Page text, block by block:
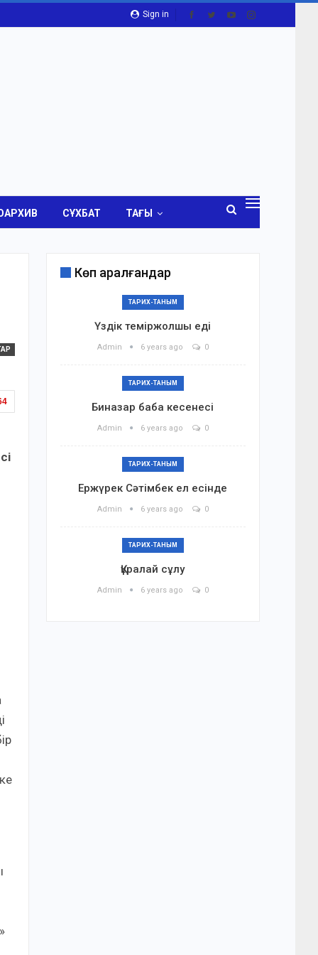
Sign in
СҰХБАТ ТАҒЫ
Көп қаралғандар
ТАРИХ-ТАНЫМ
Үздік теміржолшы еді
Admin 6 years ago 0
ТАРИХ-ТАНЫМ
Биназар баба кесенесі
Admin 6 years ago 0
ТАРИХ-ТАНЫМ
Ержүрек Сәтімбек ел есінде
Admin 6 years ago 0
ТАРИХ-ТАНЫМ
Құралай сұлу
Admin 6 years ago 0